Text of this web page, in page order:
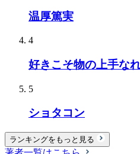
温厚篤実
4
好きこそ物の上手な
5
ショタコン
ランキングをもっと見る